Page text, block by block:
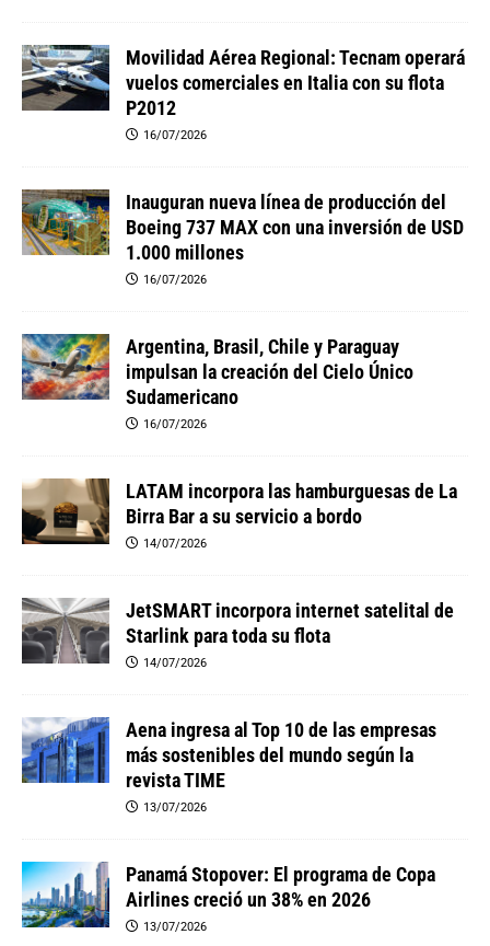
Movilidad Aérea Regional: Tecnam operará
vuelos comerciales en Italia con su flota
P2012
16/07/2026
Inauguran nueva línea de producción del
Boeing 737 MAX con una inversión de USD
1.000 millones
16/07/2026
Argentina, Brasil, Chile y Paraguay
impulsan la creación del Cielo Único
Sudamericano
16/07/2026
LATAM incorpora las hamburguesas de La
Birra Bar a su servicio a bordo
14/07/2026
JetSMART incorpora internet satelital de
Starlink para toda su flota
14/07/2026
Aena ingresa al Top 10 de las empresas
más sostenibles del mundo según la
revista TIME
13/07/2026
Panamá Stopover: El programa de Copa
Airlines creció un 38% en 2026
13/07/2026